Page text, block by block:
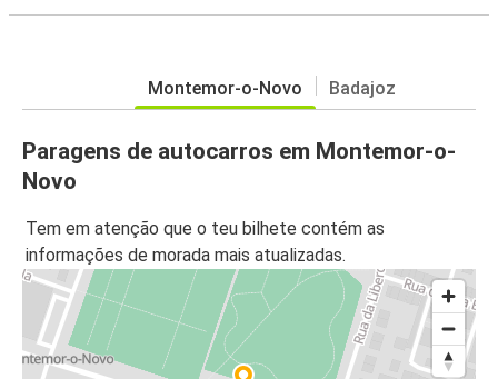
Montemor-o-Novo Badajoz
Paragens de autocarros em Montemor-o-
Novo
Tem em atenção que o teu bilhete contém as
informações de morada mais atualizadas.